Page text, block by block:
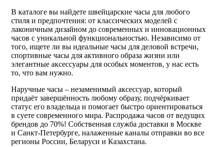
В каталоге вы найдете швейцарские часы для любого
стиля и предпочтения: от классических моделей с
лаконичным дизайном до современных и инновационных
часов с уникальной функциональностью. Независимо от
того, ищете ли вы идеальные часы для деловой встречи,
спортивные часы для активного образа жизни или
элегантные аксессуары для особых моментов, у нас есть
то, что вам нужно.
Наручные часы – незаменимый аксессуар, который
придаёт завершённость любому образу, подчёркивает
статус его владельца и помогает быстро ориентироваться
в суете современного мира. Распродажа часов от ведущих
брендов до 70%! Собственная служба доставки в Москве
и Санкт-Петербурге, налаженные каналы отправки во все
регионы России, Беларуси и Казахстана.